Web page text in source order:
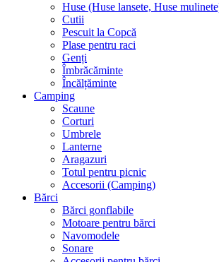
Huse (Huse lansete, Huse
Cutii
Pescuit la Copcă
Plase pentru raci
Genți
Îmbrăcăminte
Încălțăminte
Camping
Scaune
Corturi
Umbrele
Lanterne
Aragazuri
Totul pentru picnic
Accesorii (Camping)
Bărci
Bărci gonflabile
Motoare pentru bărci
Navomodele
Sonare